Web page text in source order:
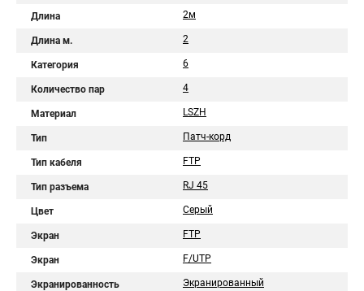
Длина 2м
Длина м. 2
Категория 6
Количество пар 4
Материал LSZH
Тип Патч-корд
Тип кабеля FTP
Тип разъема RJ 45
Цвет Серый
Экран FTP
Экран F/UTP
Экранированность Экранированный